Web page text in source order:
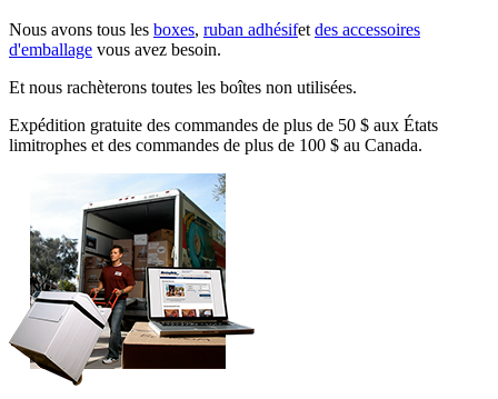
Nous avons tous les boxes, ruban adhésifetdes accessoires
d'emballage vous avez besoin.
Et nous rachèterons toutes les boîtes non utilisées.
Expédition gratuite des commandes de plus de 50 $ aux États
limitrophes et des commandes de plus de 100 $ au Canada.